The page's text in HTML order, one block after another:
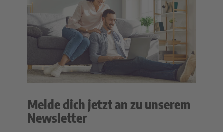
Melde dich jetzt an zu unserem
Newsletter